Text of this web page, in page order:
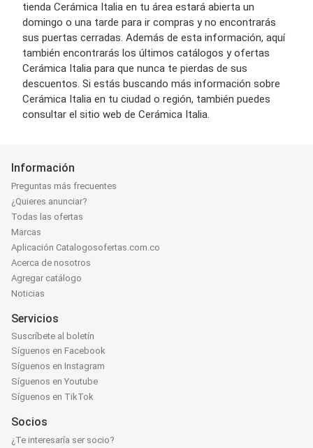
tienda Cerámica Italia en tu área estará abierta un
domingo o una tarde para ir compras y no encontrarás
sus puertas cerradas. Además de esta información, aquí
también encontrarás los últimos catálogos y ofertas
Cerámica Italia para que nunca te pierdas de sus
descuentos. Si estás buscando más información sobre
Cerámica Italia en tu ciudad o región, también puedes
consultar el sitio web de Cerámica Italia.
Información
Preguntas más frecuentes
¿Quieres anunciar?
Todas las ofertas
Marcas
Aplicación Catalogosofertas.com.co
Acerca de nosotros
Agregar catálogo
Noticias
Servicios
Suscríbete al boletín
Síguenos en Facebook
Síguenos en Instagram
Síguenos en Youtube
Síguenos en TikTok
Socios
¿Te interesaría ser socio?